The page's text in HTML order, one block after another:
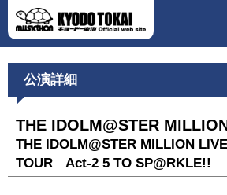
公演詳細
THE IDOLM@STER
THE IDOLM@STER MILLION
TOUR Act-2 5 TO SP@RKLE!!